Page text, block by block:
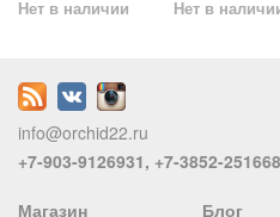
Нет в наличии Нет в
info@orchid22.ru
+7-903-9126931, +7-3852-251668
Магазин Блог